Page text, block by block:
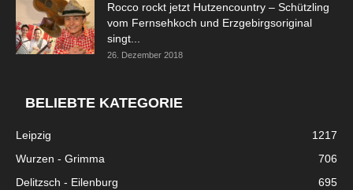
Rocco rockt jetzt Hutzencountry – Schützling
vom Fernsehkoch und Erzgebirgsoriginal
singt...
26. Dezember 2018
BELIEBTE KATEGORIE
Leipzig
1217
Wurzen - Grimma
706
Delitzsch - Eilenburg
695